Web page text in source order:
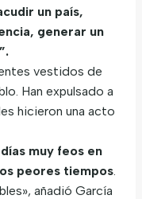
un país,
generar un
vestidos de
Han expulsado a
hicieron una acto
muy feos en
peores tiempos
añadió García